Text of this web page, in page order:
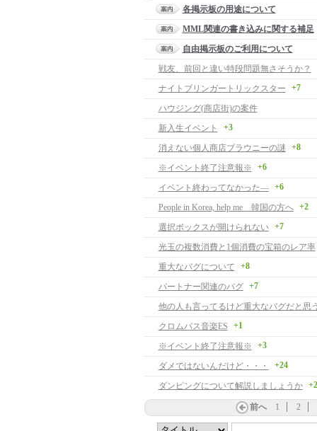
各掲示板の用途について
MML関連の書き込みに関する補足
自由掲示板のご利用について
戦友、前回と違い特段問題無さそうか？
ナイトブリンガートリックスター
+7
ハウジング(商店街)の案件
新入生イベント
+3
消えない個人商店ブラウニーの謎 +8
※イベント終了注意報※ +6
イベント終わってなかった― +6
People in Korea, help me 韓国の方へ +2
選択ボックスが開けられない +7
光玉の複数消費と1個消費の宝箱のレア率
重大なバグについて
+8
パートナー関連のバグ +7
他の人も言ってるけど重大なバグだと思
クロムバス音楽ES
+1
※イベント終了注意報※ +3
ダメではないんだけど・・・ +24
ダンピングについて解説しましょうか
前へ 1 2